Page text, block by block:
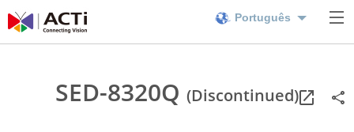
Português
SED-8320Q (Discontinued)